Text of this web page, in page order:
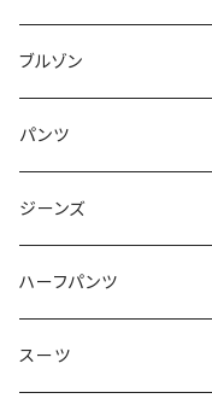
50/XL～
48/L
50/XL～
46/M
48/L
50/XL～
～44/S
46/M
48/L
50/XL～
ブルゾン
～44/S
46/M
48/L
50/XL～
パンツ
～44/S
46/M
48/L
ジーンズ
～44/S
46/M
ハーフパンツ
～44/S
スーツ